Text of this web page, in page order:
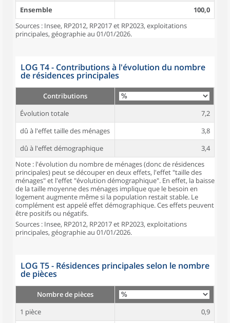
Ensemble
100,0
Sources : Insee, RP2012, RP2017 et RP2023, exploitations
principales, géographie au 01/01/2026.
LOG T4 - Contributions à l'évolution du nombre
de résidences principales
Contributions
Évolution totale
7,2
dû à l'effet taille des ménages
3,8
dû à l'effet démographique
3,4
Note : l'évolution du nombre de ménages (donc de résidences
principales) peut se découper en deux effets, l'effet "taille des
ménages" et l'effet "évolution démographique". En effet, la baisse
de la taille moyenne des ménages implique que le besoin en
logement augmente même si la population restait stable. Le
complément est appelé effet démographique. Ces effets peuvent
être positifs ou négatifs.
Sources : Insee, RP2012, RP2017 et RP2023, exploitations
principales, géographie au 01/01/2026.
LOG T5 - Résidences principales selon le nombre
de pièces
Nombre de pièces
1 pièce
0,9